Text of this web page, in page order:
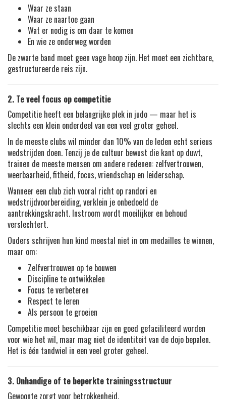
Waar ze staan
Waar ze naartoe gaan
Wat er nodig is om daar te komen
En wie ze onderweg worden
De zwarte band moet geen vage hoop zijn. Het moet een zichtbare,
gestructureerde reis zijn.
2. Te veel focus op competitie
Competitie heeft een belangrijke plek in judo — maar het is
slechts een klein onderdeel van een veel groter geheel.
In de meeste clubs wil minder dan 10% van de leden echt serieus
wedstrijden doen. Tenzij je de cultuur bewust die kant op duwt,
trainen de meeste mensen om andere redenen: zelfvertrouwen,
weerbaarheid, fitheid, focus, vriendschap en leiderschap.
Wanneer een club zich vooral richt op randori en
wedstrijdvoorbereiding, verklein je onbedoeld de
aantrekkingskracht. Instroom wordt moeilijker en behoud
verslechtert.
Ouders schrijven hun kind meestal niet in om medailles te winnen,
maar om:
Zelfvertrouwen op te bouwen
Discipline te ontwikkelen
Focus te verbeteren
Respect te leren
Als persoon te groeien
Competitie moet beschikbaar zijn en goed gefaciliteerd worden
voor wie het wil, maar mag niet de identiteit van de dojo bepalen.
Het is één tandwiel in een veel groter geheel.
3. Onhandige of te beperkte trainingsstructuur
Gewoonte zorgt voor betrokkenheid.